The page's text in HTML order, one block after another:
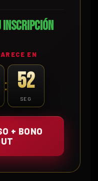
inscripción
EN
: 51
SEG
+ BONO